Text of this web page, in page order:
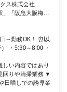
！時給1300円スタ
ける環境です。
ス株式会社
～勤務OK！ ⏰以
・5:30～8:00 ・
い内容ではあり
回りや清掃業務 ▼
日晒しでの誘導業